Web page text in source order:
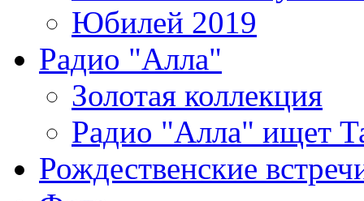
Юбилей 2019
Радио "Алла"
Золотая коллекция
Радио "Алла" ищет
Рождественские